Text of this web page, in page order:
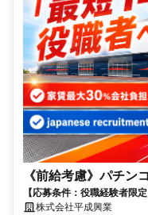
《前給考慮》パチン
【応募条件：役職経験者限
休・育休取得率100％✨残業
株式会社平成興業